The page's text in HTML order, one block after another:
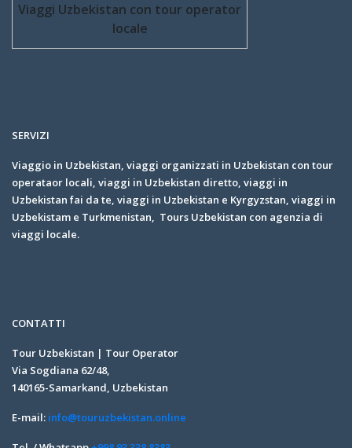
Viaggi Uzbekistan con tour operator
locale
SERVIZI
Viaggio in Uzbekistan, viaggi organizzati in Uzbekistan con tour
operataor locali, viaggi in Uzbekistan diretto, viaggi in
Uzbekistan fai da te, viaggi in Uzbekistan e Kyrgyzstan, viaggi in
Uzbekistam e Turkmenistan, Tours Uzbekistan con agenzia di
viaggi locale.
CONTATTI
Tour Uzbekistan | Tour Operator
Via Sogdiana 62/48,
140165-Samarkand, Uzbekistan
E-mail: info@touruzbekistan.online